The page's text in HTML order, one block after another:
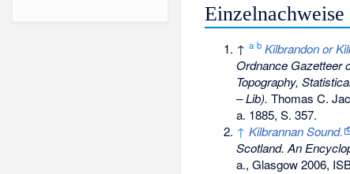
Einzelnachweise
↑a b Kilbrandon or
Ordnance Gazetteer
Topography,
– Lib). Thomas C.
a. 1885, S. 357.
↑ Kilbrannan Sound.
Scotland. An
a., Glasgow 2006,